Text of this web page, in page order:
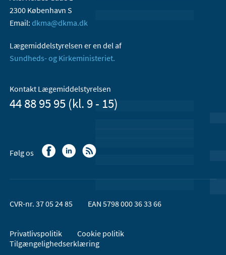
2300 København S
Email: dkma@dkma.dk
Lægemiddelstyrelsen er en del af
Sundheds- og Kirkeministeriet.
Kontakt Lægemiddelstyrelsen
44 88 95 95 (kl. 9 - 15)
Følg os
CVR-nr. 37 05 24 85 EAN 5798 000 36 33 66
Privatlivspolitik
Cookie politik
Tilgængelighedserklæring